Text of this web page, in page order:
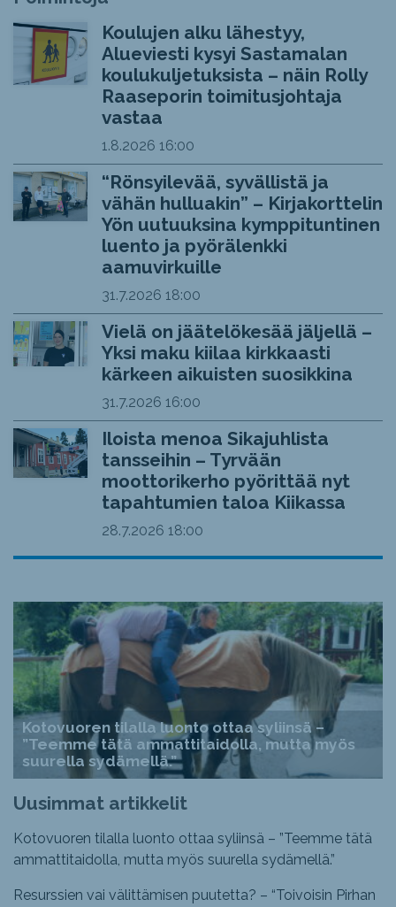
Koulujen alku lähestyy,
Alueviesti kysyi Sastamalan
koulukuljetuksista – näin Rolly
Raaseporin toimitusjohtaja
vastaa
1.8.2026 16:00
“Rönsyilevää, syvällistä ja
vähän hulluakin” – Kirjakorttelin
Yön uutuuksina kymppituntinen
luento ja pyörälenkki
aamuvirkuille
31.7.2026 18:00
Vielä on jäätelökesää jäljellä –
Yksi maku kiilaa kirkkaasti
kärkeen aikuisten suosikkina
31.7.2026 16:00
Iloista menoa Sikajuhlista
tansseihin – Tyrvään
moottorikerho pyörittää nyt
tapahtumien taloa Kiikassa
28.7.2026 18:00
Kotovuoren tilalla luonto ottaa syliinsä –
”Teemme tätä ammattitaidolla, mutta myös
suurella sydämellä.”
Uusimmat artikkelit
Kotovuoren tilalla luonto ottaa syliinsä – ”Teemme tätä
ammattitaidolla, mutta myös suurella sydämellä.”
Resurssien vai välittämisen puutetta? – “Toivoisin Pirhan